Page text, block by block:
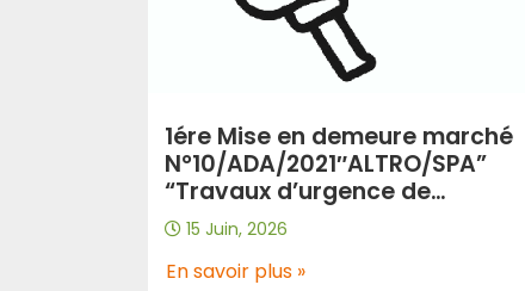
1ére Mise en demeure marché
N°10/ADA/2021″ALTRO/SPA”
“Travaux d’urgence de
réparations de la chaussée au
niveau de l’Autoroute Est-Ouest
: Section : Bouira – El Adjiba sur
15 Juin, 2026
En savoir plus »